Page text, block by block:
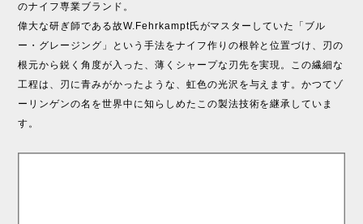
のナイフ専業ブランド。
偉大な研ぎ師である故W.Fehrkampt氏がマスターしていた「ブル
ー・グレージング」という手法をナイフ作りの根幹と位置づけ、刃の
根元から鋭く角度が入った、薄くシャープな刃先を実現。この繊細な
工程は、刃に青みがかったような、虹色の光沢を与えます。かつてゾ
ーリンゲンの名を世界中に知らしめたこの製法技術を継承していま
す。